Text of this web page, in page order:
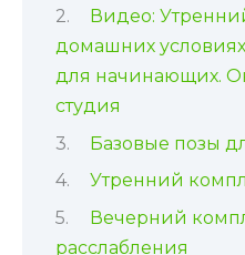
Видео:
домашних
для начинающих.
студия
Базовые позы
Утренний
Вечерний
расслабления